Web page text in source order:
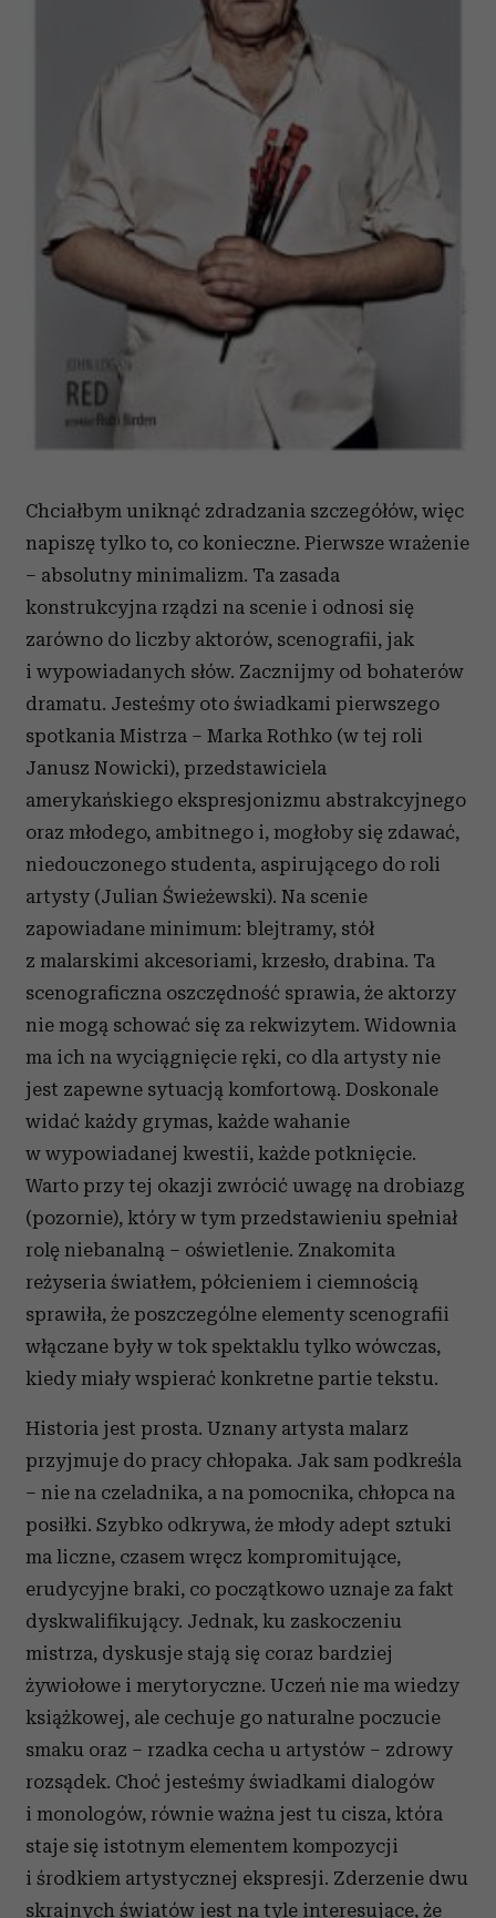
Chciałbym uniknąć zdradzania szczegółów, więc
napiszę tylko to, co konieczne. Pierwsze wrażenie
– absolutny minimalizm. Ta zasada
konstrukcyjna rządzi na scenie i odnosi się
zarówno do liczby aktorów, scenografii, jak
i wypowiadanych słów. Zacznijmy od bohaterów
dramatu. Jesteśmy oto świadkami pierwszego
spotkania Mistrza – Marka Rothko (w tej roli
Janusz Nowicki), przedstawiciela
amerykańskiego ekspresjonizmu abstrakcyjnego
oraz młodego, ambitnego i, mogłoby się zdawać,
niedouczonego studenta, aspirującego do roli
artysty (Julian Świeżewski). Na scenie
zapowiadane minimum: blejtramy, stół
z malarskimi akcesoriami, krzesło, drabina. Ta
scenograficzna oszczędność sprawia, że aktorzy
nie mogą schować się za rekwizytem. Widownia
ma ich na wyciągnięcie ręki, co dla artysty nie
jest zapewne sytuacją komfortową. Doskonale
widać każdy grymas, każde wahanie
w wypowiadanej kwestii, każde potknięcie.
Warto przy tej okazji zwrócić uwagę na drobiazg
(pozornie), który w tym przedstawieniu spełniał
rolę niebanalną – oświetlenie. Znakomita
reżyseria światłem, półcieniem i ciemnością
sprawiła, że poszczególne elementy scenografii
włączane były w tok spektaklu tylko wówczas,
kiedy miały wspierać konkretne partie tekstu.
Historia jest prosta. Uznany artysta malarz
przyjmuje do pracy chłopaka. Jak sam podkreśla
– nie na czeladnika, a na pomocnika, chłopca na
posiłki. Szybko odkrywa, że młody adept sztuki
ma liczne, czasem wręcz kompromitujące,
erudycyjne braki, co początkowo uznaje za fakt
dyskwalifikujący. Jednak, ku zaskoczeniu
mistrza, dyskusje stają się coraz bardziej
żywiołowe i merytoryczne. Uczeń nie ma wiedzy
książkowej, ale cechuje go naturalne poczucie
smaku oraz – rzadka cecha u artystów – zdrowy
rozsądek. Choć jesteśmy świadkami dialogów
i monologów, równie ważna jest tu cisza, która
staje się istotnym elementem kompozycji
i środkiem artystycznej ekspresji. Zderzenie dwu
skrajnych światów jest na tyle interesujące, że